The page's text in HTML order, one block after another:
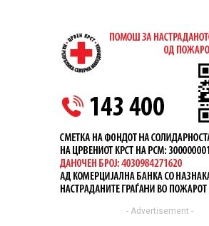
- Advertisement -